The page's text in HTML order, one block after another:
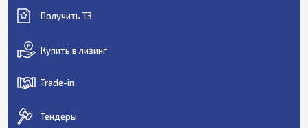
Получить ТЗ
Купить в лизинг
Trade-in
Тендеры